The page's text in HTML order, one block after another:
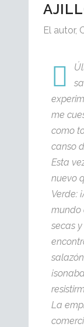
El autor,
me
como
canso
Esta
nuevo
Verde:
mundo
secas
La